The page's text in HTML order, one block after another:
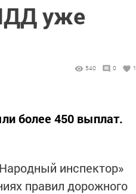
уже
540 0 1
более 450 выплат.
инспектор»
правил дорожного